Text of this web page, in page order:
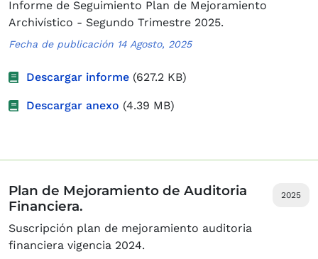
Informe de Seguimiento Plan de Mejoramiento
Archivístico - Segundo Trimestre 2025.
Fecha de publicación 14 Agosto, 2025
Descargar informe (627.2 KB)
Descargar anexo (4.39 MB)
2025
Plan de Mejoramiento de Auditoria
Financiera.
Suscripción plan de mejoramiento auditoria
financiera vigencia 2024.